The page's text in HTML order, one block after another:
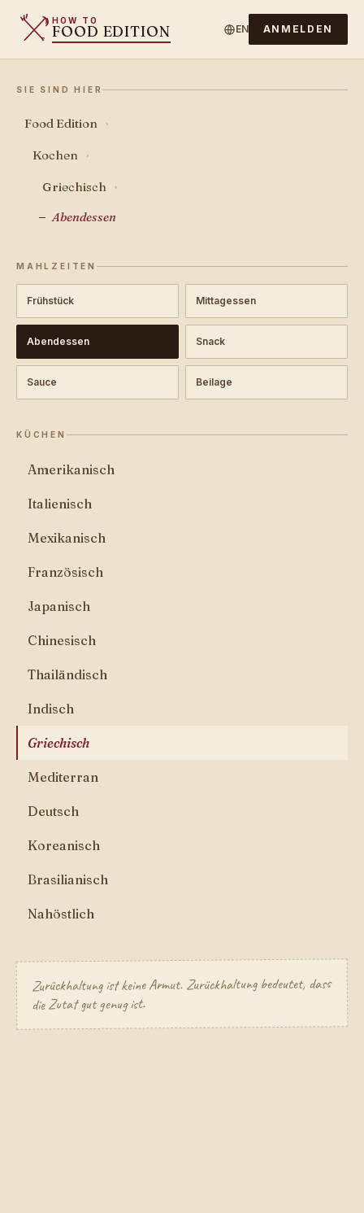
HOW TO
FOOD EDITION EN ANMELDEN
SIE SIND HIER
Food Edition ›
Kochen ›
Griechisch ›
Abendessen
MAHLZEITEN
Frühstück Mittagessen
Abendessen Snack
Sauce Beilage
KÜCHEN
Amerikanisch
Italienisch
Mexikanisch
Französisch
Japanisch
Chinesisch
Thailändisch
Indisch
Griechisch
Mediterran
Deutsch
Koreanisch
Brasilianisch
Nahöstlich
Zurückhaltung ist keine Armut. Zurückhaltung bedeutet, dass
die Zutat gut genug ist.